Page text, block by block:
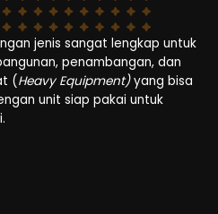
jenis sangat lengkap untuk
penambangan, dan
(Heavy Equipment)yang bisa
unit siap pakai untuk